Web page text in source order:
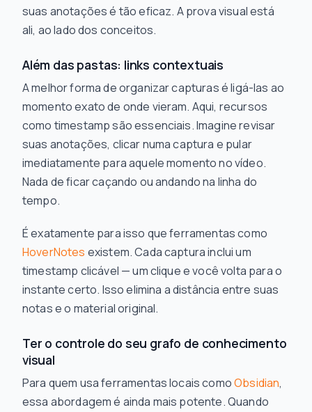
suas anotações é tão eficaz. A prova visual está
ali, ao lado dos conceitos.
Além das pastas: links contextuais
A melhor forma de organizar capturas é ligá-las ao
momento exato de onde vieram. Aqui, recursos
como timestamp são essenciais. Imagine revisar
suas anotações, clicar numa captura e pular
imediatamente para aquele momento no vídeo.
Nada de ficar caçando ou andando na linha do
tempo.
É exatamente para isso que ferramentas como
HoverNotes existem. Cada captura inclui um
timestamp clicável — um clique e você volta para o
instante certo. Isso elimina a distância entre suas
notas e o material original.
Ter o controle do seu grafo de conhecimento
visual
Para quem usa ferramentas locais comoObsidian,
essa abordagem é ainda mais potente. Quando